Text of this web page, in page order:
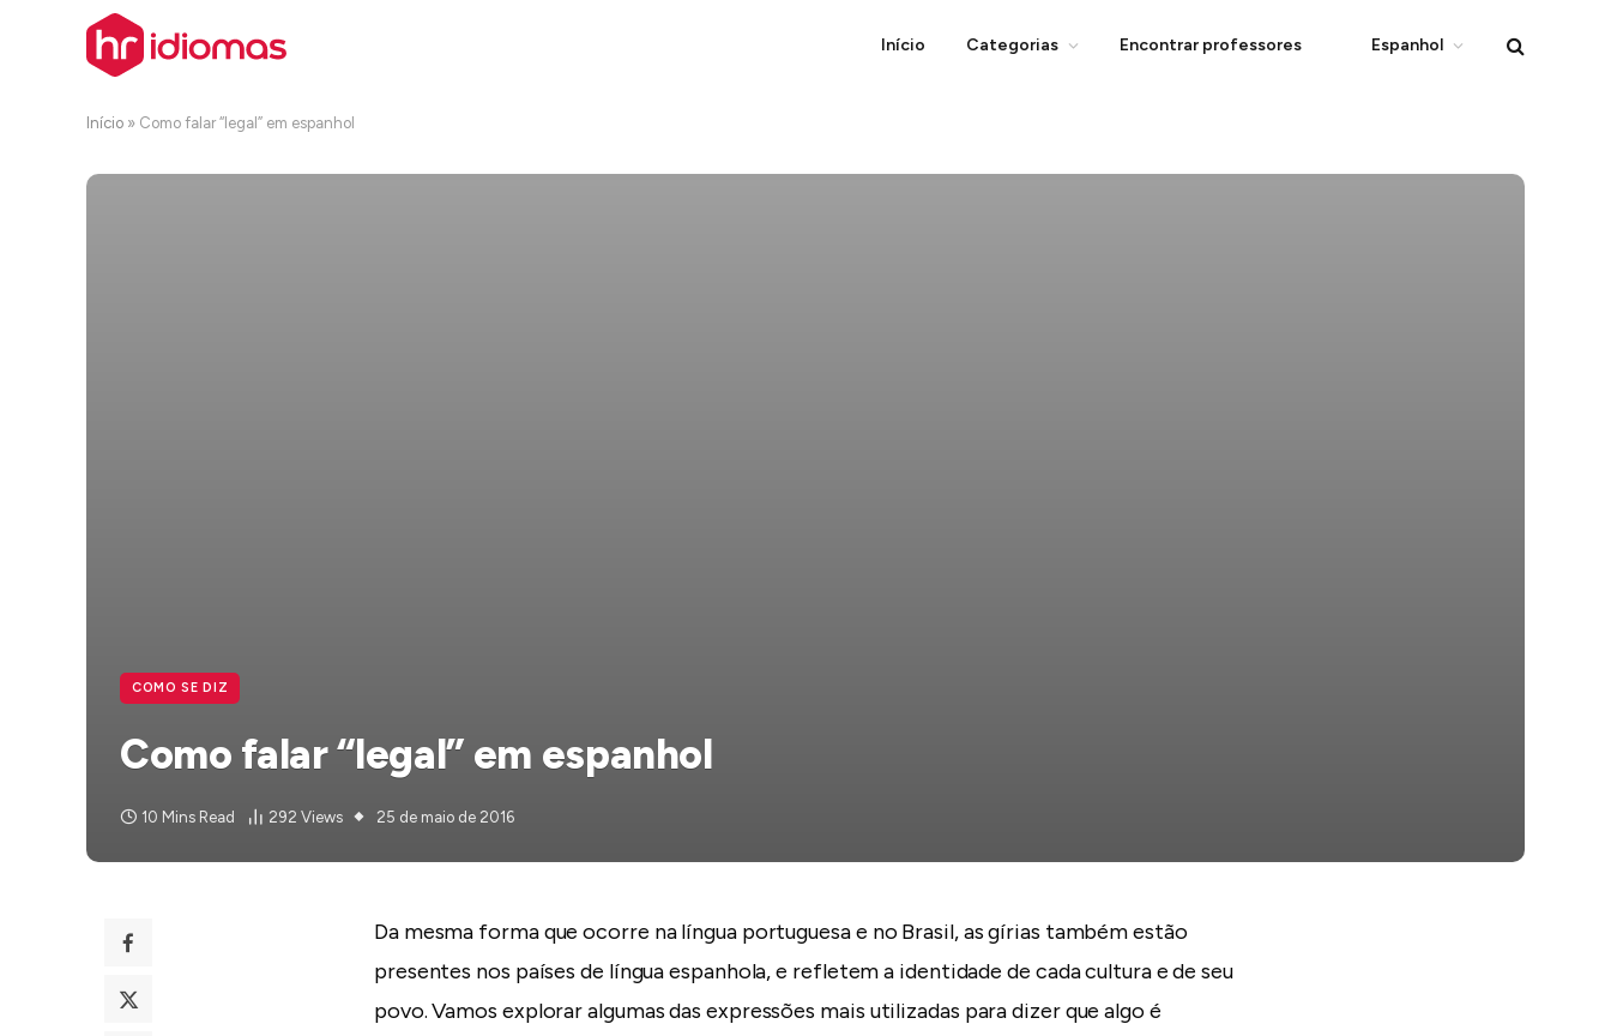
Início Categorias Encontrar professores Espanhol
Início » Como falar “legal” em espanhol
COMO SE DIZ
Como falar “legal” em espanhol
10 Mins Read 292 Views 25 de maio de 2016
Da mesma forma que ocorre na língua portuguesa e no Brasil, as gírias também estão
presentes nos países de língua espanhola, e refletem a identidade de cada cultura e de seu
povo. Vamos explorar algumas das expressões mais utilizadas para dizer que algo é